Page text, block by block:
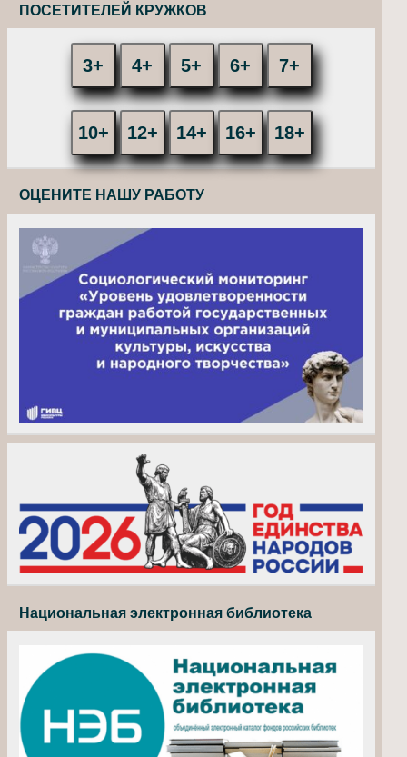
ПОСЕТИТЕЛЕЙ КРУЖКОВ
3+ 4+ 5+ 6+ 7+
10+ 12+ 14+ 16+ 18+
ОЦЕНИТЕ НАШУ РАБОТУ
Национальная электронная библиотека